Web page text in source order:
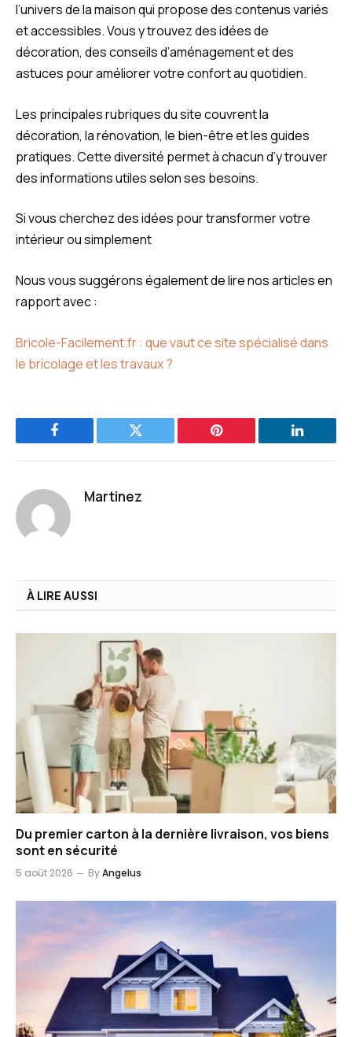
l’univers de la maison qui propose des contenus variés
et accessibles. Vous y trouvez des idées de
décoration, des conseils d’aménagement et des
astuces pour améliorer votre confort au quotidien.
Les principales rubriques du site couvrent la
décoration, la rénovation, le bien-être et les guides
pratiques. Cette diversité permet à chacun d’y trouver
des informations utiles selon ses besoins.
Si vous cherchez des idées pour transformer votre
intérieur ou simplement
Nous vous suggérons également de lire nos articles en
rapport avec :
Bricole-Facilement.fr : que vaut ce site spécialisé dans
le bricolage et les travaux ?
Facebook Twitter Pinterest LinkedIn
Martinez
À LIRE AUSSI
Du premier carton à la dernière livraison, vos biens
sont en sécurité
5 août 2026 ByAngelus